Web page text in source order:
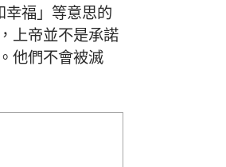
福」等意思的
上帝並不是承諾
他們不會被滅